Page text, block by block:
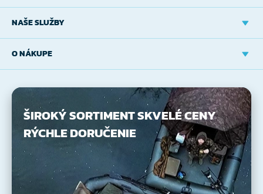
NAŠE SLUŽBY
O NÁKUPE
ŠIROKÝ SORTIMENTSKVELÉ CENY
RÝCHLE DORUČENIE